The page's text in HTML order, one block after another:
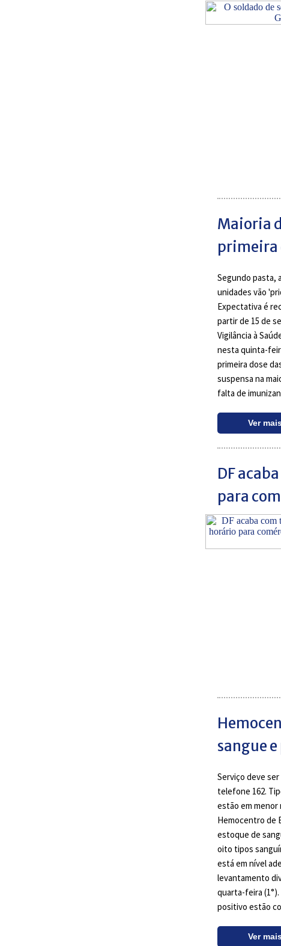
Maioria
primeira
Segundo pasta,
unidades vão
Expectativa é
partir de 15 de
Vigilância à
nesta quinta-
primeira dose
suspensa na
falta de
Ver
DF
para
sangue
Serviço deve
telefone 162.
estão em menor
Hemocentro de
estoque de
oito tipos
está em nível
levantamento
quarta-feira
positivo estão
Ver